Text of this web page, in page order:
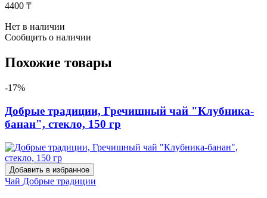
4400 ₸
Нет в наличии
Сообщить о наличии
Похожие товары
-17%
Добрые традиции, Гречишный чай "Клубника-
банан", стекло, 150 гр
Добавить в избранное
Чай Добрые традиции